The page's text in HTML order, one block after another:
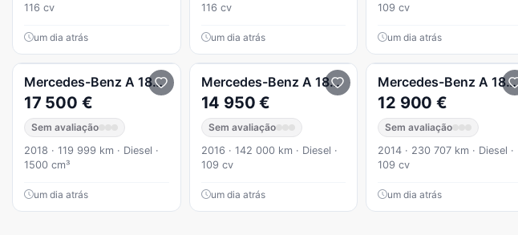
116 cv
um dia atrás
116 cv
um dia atrás
109 cv
um dia atrás
Mercedes-Benz A 180 d AMG Line Nacional 2018
17 500 €
Sem avaliação
2018 · 119 999 km · Diesel ·
1500 cm³
um dia atrás
Mercedes-Benz A 180 d 7G-DCT Peak Edition
14 950 €
Sem avaliação
2016 · 142 000 km · Diesel ·
109 cv
um dia atrás
Mercedes-Benz A 180
12 900 €
Sem avaliação
2014 · 230 707 km · Diesel ·
109 cv
um dia atrás